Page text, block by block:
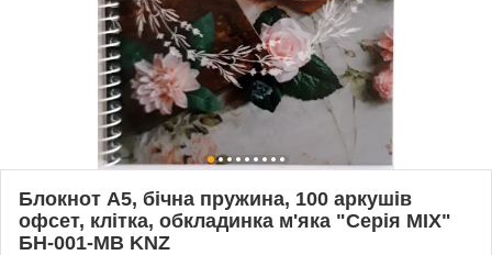
Блокнот А5, бічна пружина, 100 аркушів
офсет, клітка, обкладинка м'яка "Серія MIX"
БН-001-МВ KNZ